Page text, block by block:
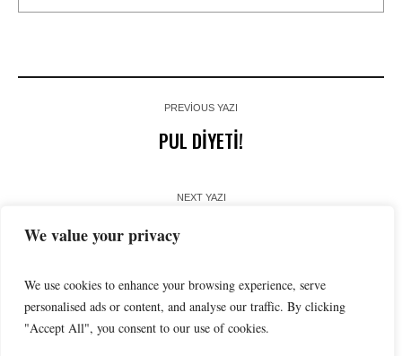
We value your privacy
We use cookies to enhance your browsing experience, serve
personalised ads or content, and analyse our traffic. By clicking
"Accept All", you consent to our use of cookies.
PREVIOUS YAZI
PUL DİYETİ!
NEXT YAZI
İçme Sularındaki Uranyum ve Sağlığa Etkisi